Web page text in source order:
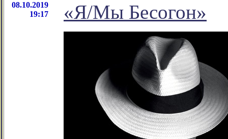
08.10.2019
19:17
«Я/Мы Бесогон»